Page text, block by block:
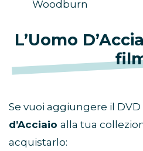
Woodburn
L’Uomo
Se vuoi aggiungere il
d’Acciaio alla tua
acquistarlo: